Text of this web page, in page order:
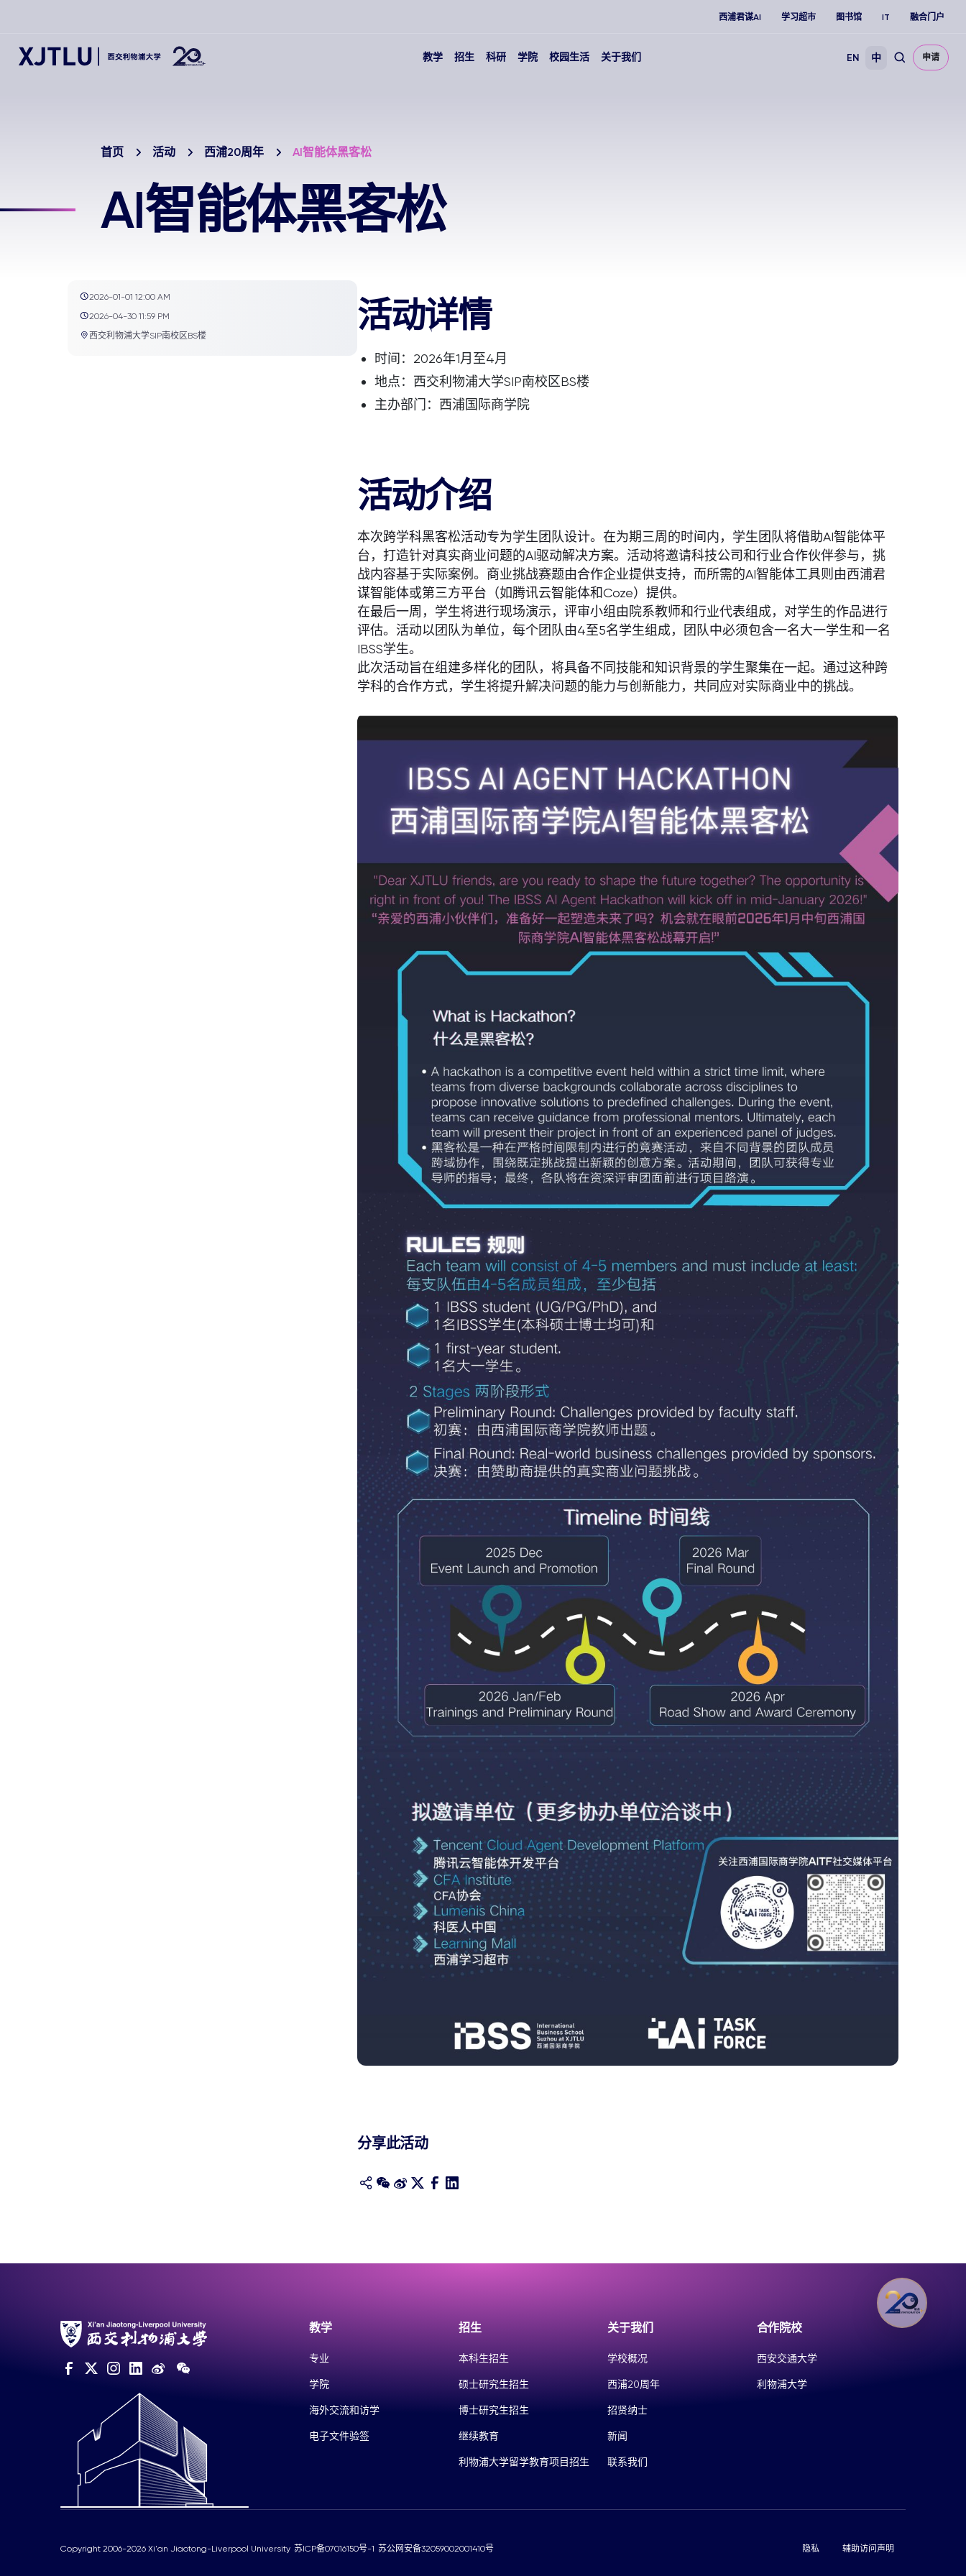
西浦君谋AI 学习超市 图书馆 IT 融合门户
教学 招生 科研 学院 校园生活 关于我们 EN 中 申请
首页 活动 西浦20周年 AI智能体黑客松
AI智能体黑客松
2026-01-01 12:00 AM
2026-04-30 11:59 PM
西交利物浦大学SIP南校区BS楼
活动详情
时间：2026年1月至4月
地点：西交利物浦大学SIP南校区BS楼
主办部门：西浦国际商学院
活动介绍
本次跨学科黑客松活动专为学生团队设计。在为期三周的时间内，学生团队将借助AI智能体平
台，打造针对真实商业问题的AI驱动解决方案。活动将邀请科技公司和行业合作伙伴参与，挑
战内容基于实际案例。商业挑战赛题由合作企业提供支持，而所需的AI智能体工具则由西浦君
谋智能体或第三方平台（如腾讯云智能体和Coze）提供。
在最后一周，学生将进行现场演示，评审小组由院系教师和行业代表组成，对学生的作品进行
评估。活动以团队为单位，每个团队由4至5名学生组成，团队中必须包含一名大一学生和一名
IBSS学生。
此次活动旨在组建多样化的团队，将具备不同技能和知识背景的学生聚集在一起。通过这种跨
学科的合作方式，学生将提升解决问题的能力与创新能力，共同应对实际商业中的挑战。
分享此活动
教学
专业
学院
海外交流和访学
电子文件验签
招生
本科生招生
硕士研究生招生
博士研究生招生
继续教育
利物浦大学留学教育项目招生
关于我们
学校概况
西浦20周年
招贤纳士
新闻
联系我们
合作院校
西安交通大学
利物浦大学
Copyright 2006-2026 Xi'an Jiaotong-Liverpool University 苏ICP备07016150号-1 苏公网安备32059002001410号 隐私 辅助访问声明